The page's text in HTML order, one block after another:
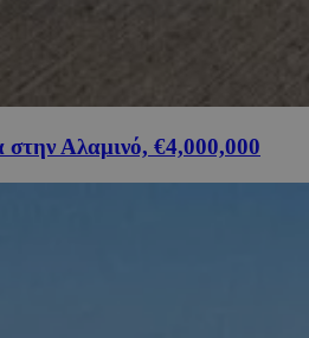
στην Αλαμινό, €4,000,000